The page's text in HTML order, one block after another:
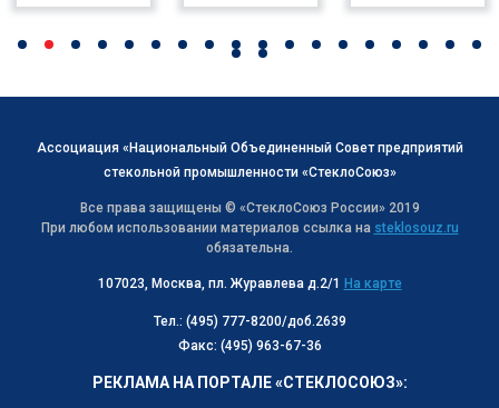
Ассоциация «Национальный Объединенный Совет предприятий
стекольной промышленности «СтеклоСоюз»
Все права защищены © «СтеклоСоюз Роcсии» 2019
При любом использовании материалов ссылка на steklosouz.ru
обязательна.
107023, Москва, пл. Журавлева д.2/1 На карте
Тел.: (495) 777-8200/доб.2639
Факс: (495) 963-67-36
РЕКЛАМА НА ПОРТАЛЕ «СТЕКЛОСОЮЗ»: